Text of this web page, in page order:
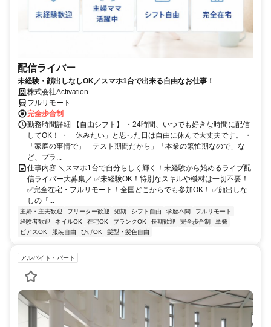
配信ライバー
未経験・顔出しなしOK／スマホ1台で出来る自由なお仕事！
株式会社Activation
フルリモート
完全歩合制
勤務時間詳細 【自由シフト】 ・24時間、いつでも好きな時間に配信
してOK！ ・「休みたい」と思った日は自由に休んで大丈夫です。 ・
「家庭の事情で」「テスト期間だから」「本業の繁忙期なので」な
ど、プラ...
仕事内容 ＼スマホ1台で自分らしく輝く！未経験から始めるライブ配
信ライバー大募集／ ✅未経験OK！特別なスキルや機材は一切不要！
✅完全在宅・フルリモート！全国どこからでも参加OK！ ✅顔出しな
しの「...
主婦・主夫歓迎 フリーター歓迎 短期 シフト自由 学歴不問
フルリモート
経験者歓迎
ネイルOK 在宅OK ブランクOK 長期歓迎 完全歩合制
単発
ピアスOK
服装自由 ひげOK 髪型・髪色自由
アルバイト・パート